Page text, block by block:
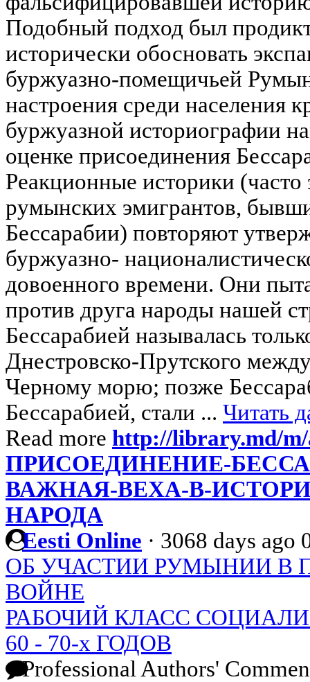
Подобный подход был
исторически обосновать
буржуазно-помещичьей
настроения среди населения
буржуазной историографии
оценке присоединения
Реакционные историки
румынских эмигрантов,
Бессарабии) повторяют
буржуазно-
довоенного времени. Они
против друга народы нашей
Бессарабией называлась
Днестровско-Прутского
Черному морю; позже
Бессарабией, стали ... Читать
Read more http://library.md/
ПРИСОЕДИНЕНИЕ-
ВАЖНАЯ-ВЕХА-В-
НАРОДА
Eesti Online · 3068 days ago
ОБ УЧАСТИИ РУМЫНИИ В
ВОЙНЕ
РАБОЧИЙ КЛАСС
60 - 70-х ГОДОВ
Professional Authors'